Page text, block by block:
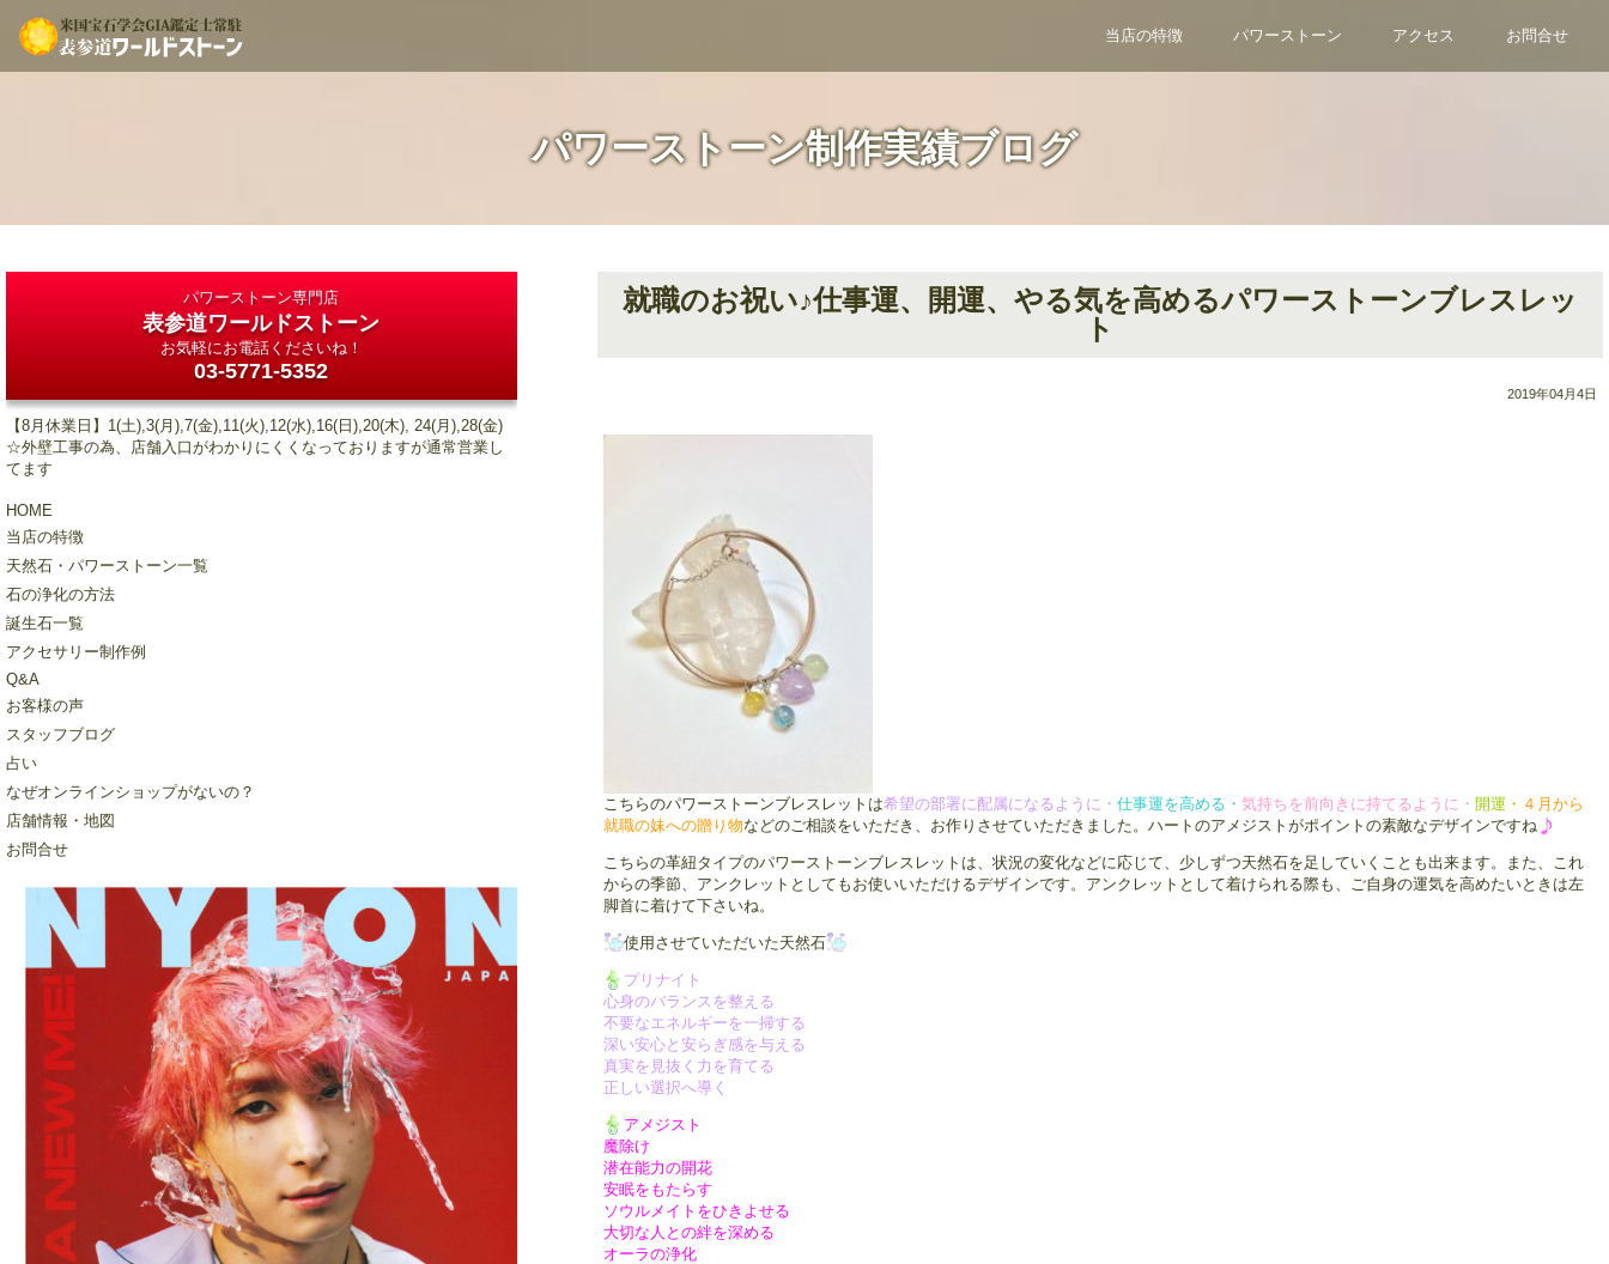
当店の特徴 パワーストーン アクセス お問合せ
パワーストーン制作実績ブログ
就職のお祝い♪仕事運、開運、やる気を高めるパワーストーンブレスレッ
ト
2019年04月4日
こちらのパワーストーンブレスレットは希望の部署に配属になるように・ 仕事運を高める・ 気持ちを前向きに持てるように・ 開運 ・ ４月から
就職の妹への贈り物などのご相談をいただき、お作りさせていただきました。ハートのアメジストがポイントの素敵なデザインですね
こちらの革紐タイプのパワーストーンブレスレットは、状況の変化などに応じて、少しずつ天然石を足していくことも出来ます。また、これ
からの季節、アンクレットとしてもお使いいただけるデザインです。アンクレットとして着けられる際も、ご自身の運気を高めたいときは左
脚首に着けて下さいね。
使用させていただいた天然石
プリナイト
心身のバランスを整える
不要なエネルギーを一掃する
深い安心と安らぎ感を与える
真実を見抜く力を育てる
正しい選択へ導く
アメジスト
魔除け
潜在能力の開花
安眠をもたらす
ソウルメイトをひきよせる
大切な人との絆を深める
オーラの浄化
パワーストーン専門店
表参道ワールドストーン
お気軽にお電話くださいね！
03-5771-5352
【8月休業日】1(土),3(月),7(金),11(火),12(水),16(日),20(木), 24(月),28(金)
☆外壁工事の為、店舗入口がわかりにくくなっておりますが通常営業し
てます
HOME
当店の特徴
天然石・パワーストーン一覧
石の浄化の方法
誕生石一覧
アクセサリー制作例
Q&A
お客様の声
スタッフブログ
占い
なぜオンラインショップがないの？
店舗情報・地図
お問合せ